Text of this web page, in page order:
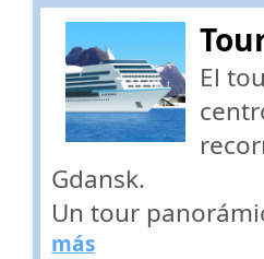
El
Gdansk.
Un tour
más